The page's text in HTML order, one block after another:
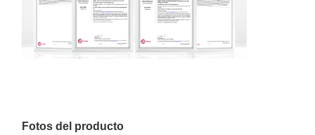
Fotos del producto